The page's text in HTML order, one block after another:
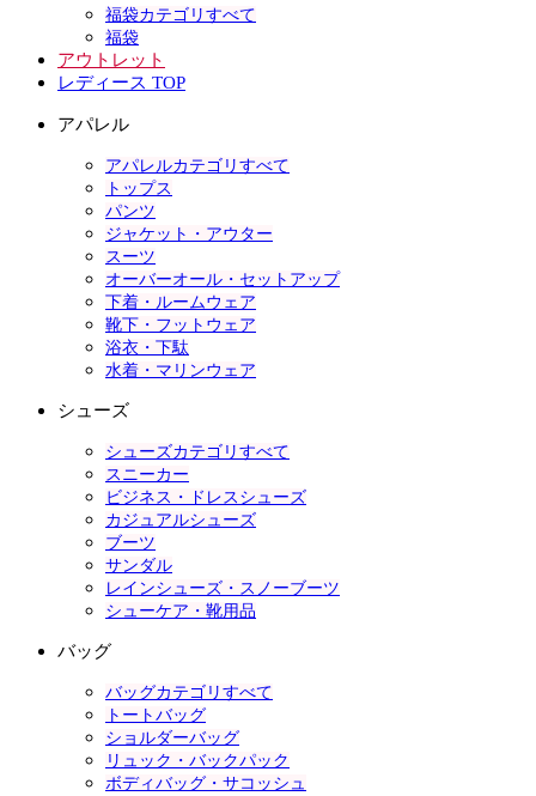
福袋カテゴリすべて
福袋
アウトレット
レディース TOP
アパレル
アパレルカテゴリすべて
トップス
パンツ
ジャケット・アウター
スーツ
オーバーオール・セットアップ
下着・ルームウェア
靴下・フットウェア
浴衣・下駄
水着・マリンウェア
シューズ
シューズカテゴリすべて
スニーカー
ビジネス・ドレスシューズ
カジュアルシューズ
ブーツ
サンダル
レインシューズ・スノーブーツ
シューケア・靴用品
バッグ
バッグカテゴリすべて
トートバッグ
ショルダーバッグ
リュック・バックパック
ボディバッグ・サコッシュ